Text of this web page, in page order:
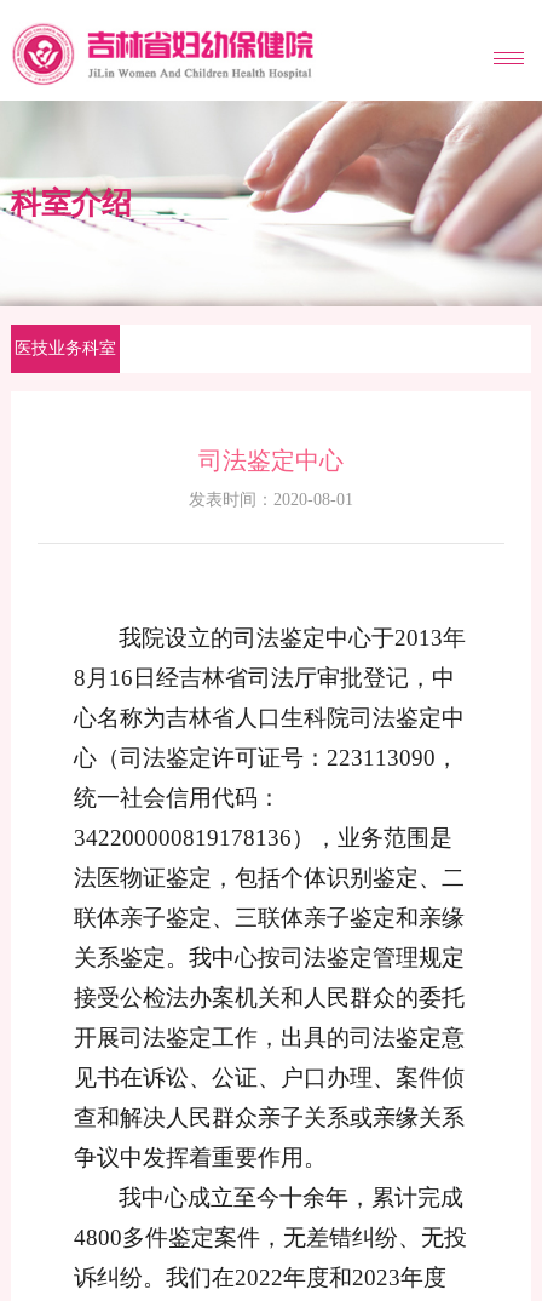
MENU
科室介绍
医技业务科室
司法鉴定中心
发表时间：2020-08-01
我院设立的司法鉴定中心于2013年
8月16日经吉林省司法厅审批登记，中
心名称为吉林省人口生科院司法鉴定中
心（司法鉴定许可证号： 223113090，
统一社会信用代码 ：
342200000819178136），业务范围是
法医物证鉴定，包括个体识别鉴定、 二
联体亲子鉴定、 三联体亲子鉴定和亲缘
关系鉴定。我中心按司法鉴定管理规定
接受公检法办案机关和人民群众的委托
开展司法鉴定工作，出具的司法鉴定意
见书在诉讼、公证、
户口办理、案件侦
查和解决人民群众亲子关系或亲缘关系
争议中发挥着重要作用。
我中心成立至今十余年，累计完成
4800多件鉴定案件，无差错纠纷、无投
诉纠纷。我们在2022年度和2023年度